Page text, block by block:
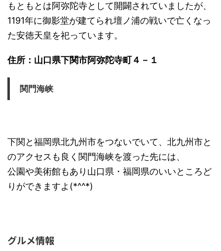
もともとは阿弥陀寺として開闢されていましたが、
1191年に御影堂が建てられ壇ノ浦の戦いで亡くなっ
た安徳天皇を祀っています。
住所：山口県下関市阿弥陀寺町４－１
関門海峡
下関と福岡県北九州市をつないでいて、北九州市と
のアクセスも良く関門海峡を渡った先には、
公園や美術館もあり山口県・福岡県のいいところど
りができますよ(*^^*)
グルメ情報